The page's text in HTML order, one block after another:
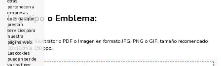
Logotipo o Emblema:
Documento Illustrator o PDF o Imagen en formato JPG, PNG o GIF, tamaño recomendado
10x10cm a 150ppp.
pertenecen a
empresas
externas que
prestan
servicios para
nuestra
página web.
Las cookies
pueden ser de